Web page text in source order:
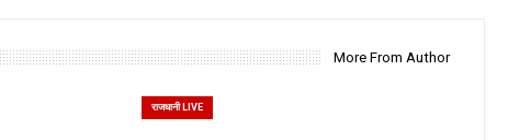
More From Author
राजधानी LIVE